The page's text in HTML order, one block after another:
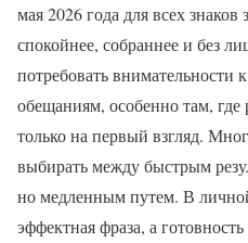
мая 2026 года для всех
спокойнее, собраннее и без
потребовать внимательности
обещаниям, особенно там,
только на первый взгляд.
выбирать между быстрым
но медленным путем. В
эффектная фраза, а